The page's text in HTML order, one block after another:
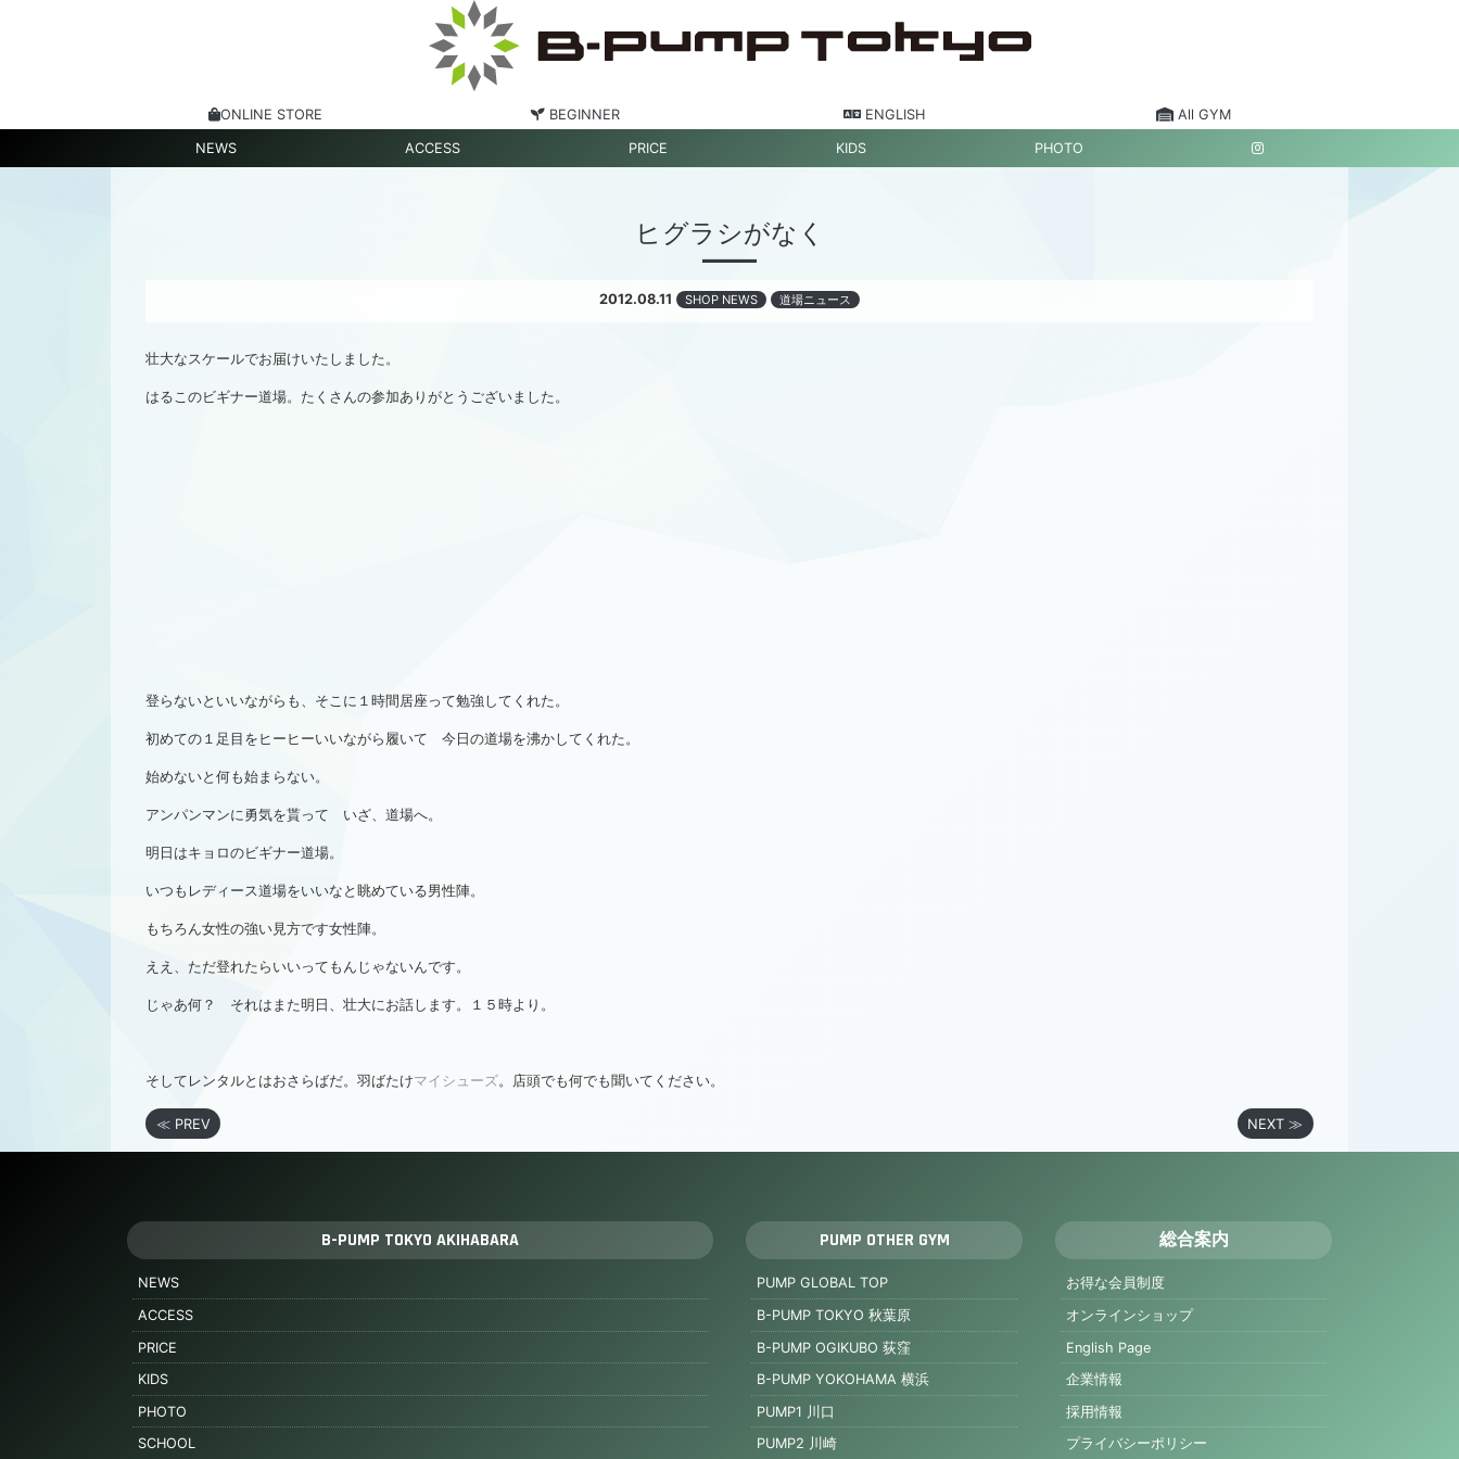
ONLINE STORE BEGINNER ENGLISH All GYM
NEWS ACCESS PRICE KIDS PHOTO
ヒグラシがなく
2012.08.11 SHOP NEWS 道場ニュース
壮大なスケールでお届けいたしました。
はるこのビギナー道場。たくさんの参加ありがとうございました。
登らないといいながらも、そこに１時間居座って勉強してくれた。
初めての１足目をヒーヒーいいながら履いて 今日の道場を沸かしてくれた。
始めないと何も始まらない。
アンパンマンに勇気を貰って いざ、道場へ。
明日はキョロのビギナー道場。
いつもレディース道場をいいなと眺めている男性陣。
もちろん女性の強い見方です女性陣。
ええ、ただ登れたらいいってもんじゃないんです。
じゃあ何？ それはまた明日、壮大にお話します。１５時より。
そしてレンタルとはおさらばだ。羽ばたけマイシューズ。店頭でも何でも聞いてください。
≪ PREV NEXT ≫
B-PUMP TOKYO AKIHABARA
NEWS
ACCESS
PRICE
KIDS
PHOTO
SCHOOL
PUMP OTHER GYM
PUMP GLOBAL TOP
B-PUMP TOKYO 秋葉原
B-PUMP OGIKUBO 荻窪
B-PUMP YOKOHAMA 横浜
PUMP1 川口
PUMP2 川崎
総合案内
お得な会員制度
オンラインショップ
English Page
企業情報
採用情報
プライバシーポリシー